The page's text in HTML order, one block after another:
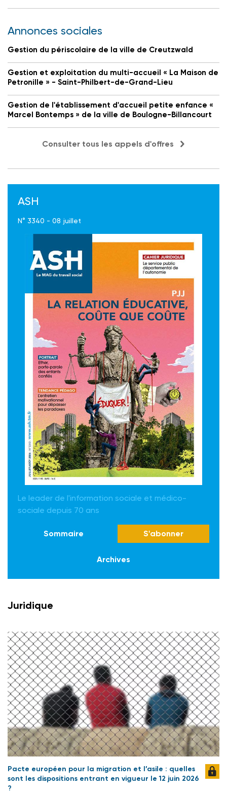
Annonces sociales
Gestion du périscolaire de la ville de Creutzwald
Gestion et exploitation du multi-accueil « La Maison de
Petronille » - Saint-Philbert-de-Grand-Lieu
Gestion de l'établissement d'accueil petite enfance «
Marcel Bontemps » de la ville de Boulogne-Billancourt
Consulter tous les appels d'offres
ASH
N° 3340 - 08 juillet
Le leader de l'information sociale et médico-
sociale depuis 70 ans
Sommaire S'abonner
Archives
Juridique
Pacte européen pour la migration et l’asile : quelles
sont les dispositions entrant en vigueur le 12 juin 2026
?